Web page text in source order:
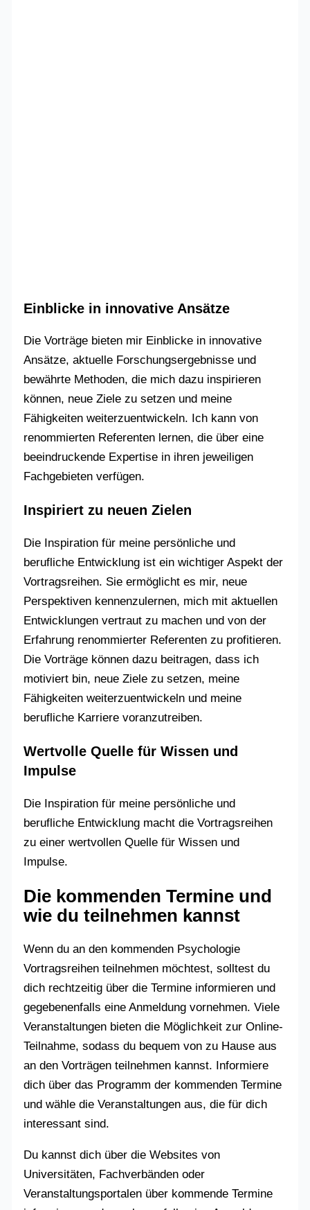
Einblicke in innovative Ansätze
Die Vorträge bieten mir Einblicke in innovative
Ansätze, aktuelle Forschungsergebnisse und
bewährte Methoden, die mich dazu inspirieren
können, neue Ziele zu setzen und meine
Fähigkeiten weiterzuentwickeln. Ich kann von
renommierten Referenten lernen, die über eine
beeindruckende Expertise in ihren jeweiligen
Fachgebieten verfügen.
Inspiriert zu neuen Zielen
Die Inspiration für meine persönliche und
berufliche Entwicklung ist ein wichtiger Aspekt der
Vortragsreihen. Sie ermöglicht es mir, neue
Perspektiven kennenzulernen, mich mit aktuellen
Entwicklungen vertraut zu machen und von der
Erfahrung renommierter Referenten zu profitieren.
Die Vorträge können dazu beitragen, dass ich
motiviert bin, neue Ziele zu setzen, meine
Fähigkeiten weiterzuentwickeln und meine
berufliche Karriere voranzutreiben.
Wertvolle Quelle für Wissen und
Impulse
Die Inspiration für meine persönliche und
berufliche Entwicklung macht die Vortragsreihen
zu einer wertvollen Quelle für Wissen und
Impulse.
Die kommenden Termine und
wie du teilnehmen kannst
Wenn du an den kommenden Psychologie
Vortragsreihen teilnehmen möchtest, solltest du
dich rechtzeitig über die Termine informieren und
gegebenenfalls eine Anmeldung vornehmen. Viele
Veranstaltungen bieten die Möglichkeit zur Online-
Teilnahme, sodass du bequem von zu Hause aus
an den Vorträgen teilnehmen kannst. Informiere
dich über das Programm der kommenden Termine
und wähle die Veranstaltungen aus, die für dich
interessant sind.
Du kannst dich über die Websites von
Universitäten, Fachverbänden oder
Veranstaltungsportalen über kommende Termine